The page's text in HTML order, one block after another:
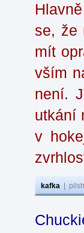
se, že
mít
vším
není.
utkání
v
kafka